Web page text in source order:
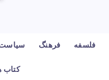
فرهنگ فلسفه
کتاب